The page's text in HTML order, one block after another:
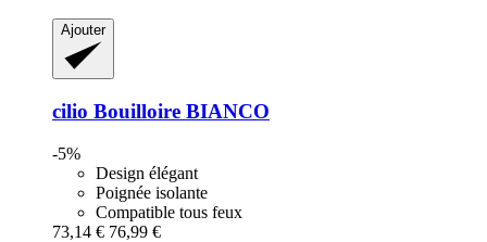
Ajouter
cilio Bouilloire BIANCO
-5%
Design élégant
Poignée isolante
Compatible tous feux
73,14 € 76,99 €